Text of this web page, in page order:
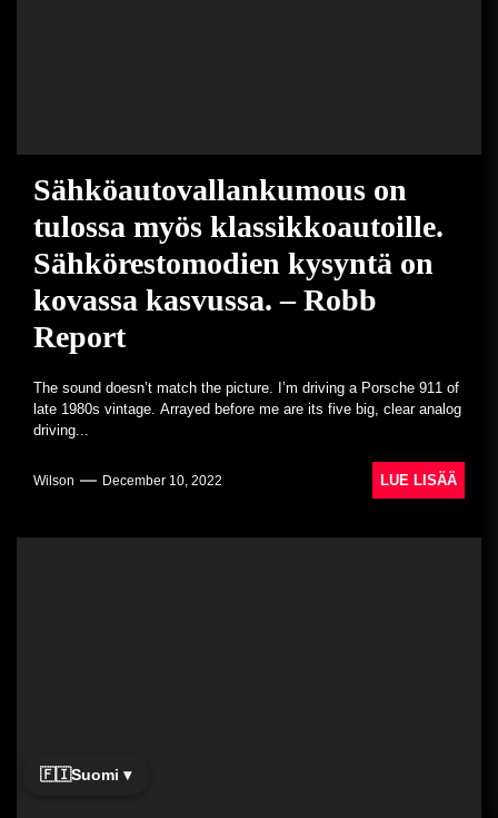
Sähköautovallankumous on
tulossa myös klassikkoautoille.
Sähkörestomodien kysyntä on
kovassa kasvussa. – Robb
Report
The sound doesn’t match the picture. I’m driving a Porsche 911 of
late 1980s vintage. Arrayed before me are its five big, clear analog
driving...
Wilson December 10, 2022 LUE LISÄÄ
🇫🇮Suomi ▾